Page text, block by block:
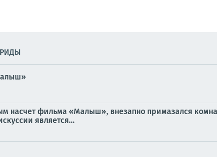
насчет фильма «Малыш», внезапно примазался
является...